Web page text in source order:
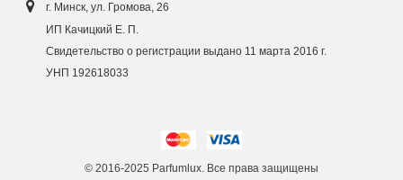
г. Минск, ул. Громова, 26
ИП Качицкий Е. П.
Свидетельство о регистрации выдано 11 марта 2016 г.
УНП 192618033
© 2016-2025 Parfumlux. Все права защищены